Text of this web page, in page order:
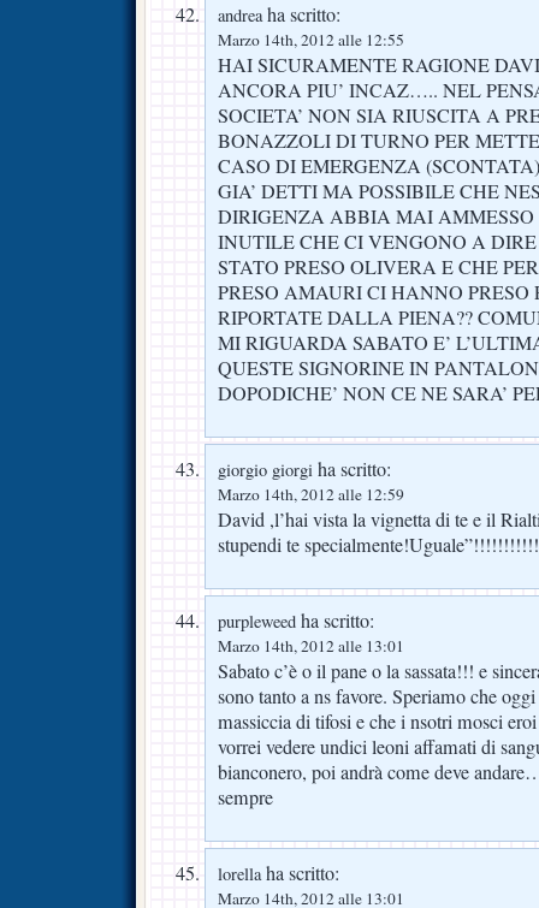
andreaha scritto:
Marzo 14th, 2012 alle 12:55
HAI SICURAMENTE RAGIONE
ANCORA PIU’ INCAZ….. NEL
SOCIETA’ NON SIA RIUSCITA A
BONAZZOLI DI TURNO PER
CASO DI EMERGENZA
GIA’ DETTI MA POSSIBILE CHE
DIRIGENZA ABBIA MAI AMMESSO
INUTILE CHE CI VENGONO A
STATO PRESO OLIVERA E CHE
PRESO AMAURI CI HANNO PRESO
RIPORTATE DALLA PIENA??
MI RIGUARDA SABATO E’
QUESTE SIGNORINE IN
DOPODICHE’ NON CE NE SARA’
giorgio giorgi ha scritto:
Marzo 14th, 2012 alle 12:59
David ,l’hai vista la vignetta di te e il
stupendi te
purpleweed ha scritto:
Marzo 14th, 2012 alle 13:01
Sabato c’è o il pane o la sassata!!! e
sono tanto a ns favore. Speriamo che
massiccia di tifosi e che i nsotri mosci
vorrei vedere undici leoni affamati di
bianconero, poi andrà come deve
sempre
lorellaha scritto:
Marzo 14th, 2012 alle 13:01